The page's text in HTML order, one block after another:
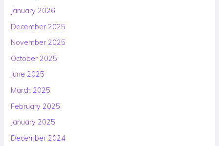
January 2026
December 2025
November 2025
October 2025
June 2025
March 2025
February 2025
January 2025
December 2024